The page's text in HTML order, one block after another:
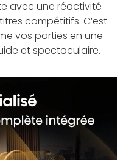
avec une réactivité
compétitifs. C’est
vos parties en une
et spectaculaire.